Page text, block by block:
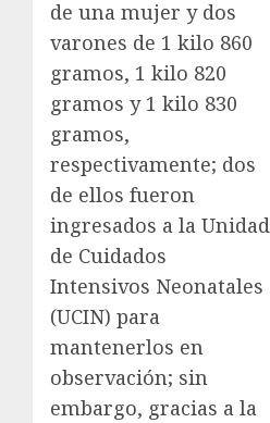
de una mujer y dos
varones de 1 kilo 860
gramos, 1 kilo 820
gramos y 1 kilo 830
gramos,
respectivamente; dos
de ellos fueron
ingresados a la Unidad
de Cuidados
Intensivos Neonatales
(UCIN) para
mantenerlos en
observación; sin
embargo, gracias a la